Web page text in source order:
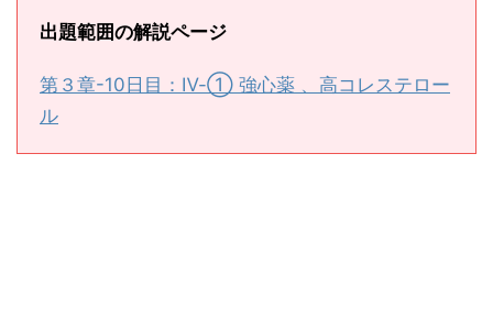
出題範囲の解説ページ
第３章-10日目：Ⅳ-① 強心薬 、高コレステロー
ル